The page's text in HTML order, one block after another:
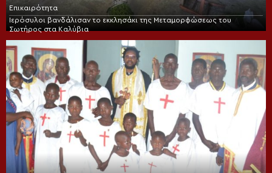
Επικαιρότητα
Ιερόσυλοι βανδάλισαν το εκκλησάκι της Μεταμορφώσεως του
Σωτήρος στα Καλύβια